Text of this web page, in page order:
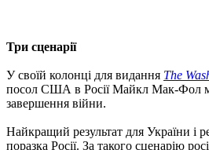
Три сценарії
У своїй колонці для видання The
посол США в Росії Майкл Мак-Фол
завершення війни.
Найкращий результат для України і
поразка Росії. За такого сценарію